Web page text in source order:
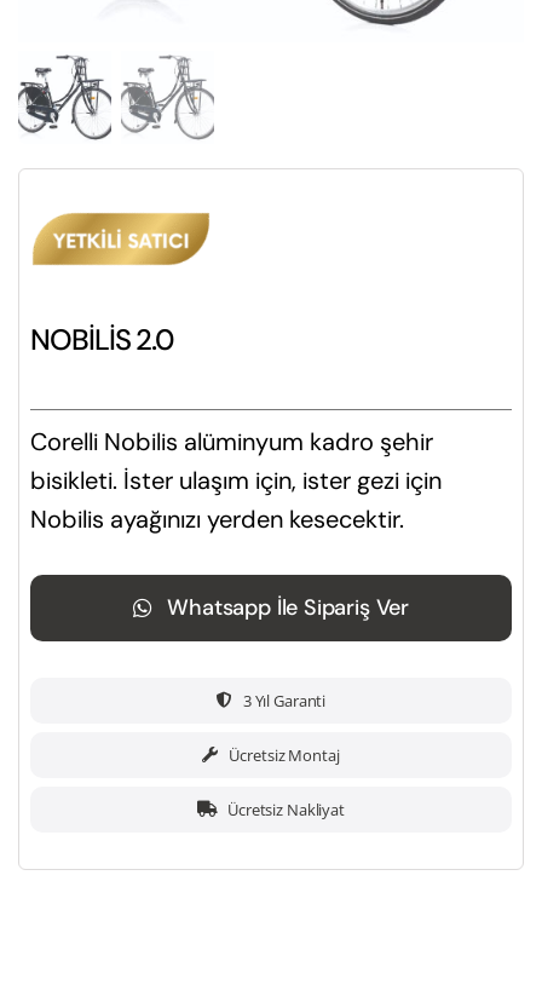
NOBİLİS 2.0
Corelli Nobilis alüminyum kadro şehir
bisikleti. İster ulaşım için, ister gezi için
Nobilis ayağınızı yerden kesecektir.
Whatsapp İle Sipariş Ver
3 Yıl Garanti
Ücretsiz Montaj
Ücretsiz Nakliyat